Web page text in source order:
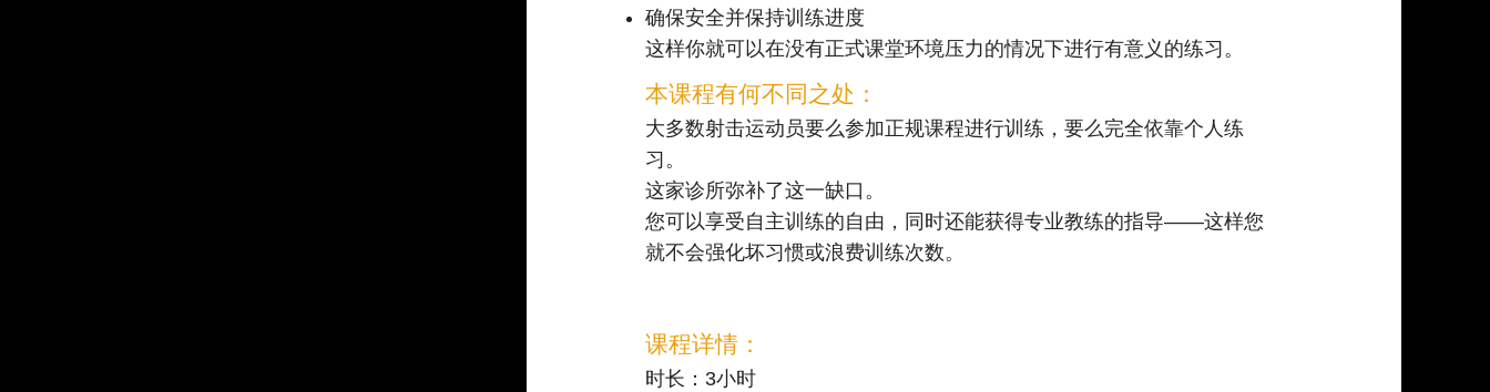
确保安全并保持训练进度
这样你就可以在没有正式课堂环境压力的情况下进行有意义的练习。
本课程有何不同之处：
大多数射击运动员要么参加正规课程进行训练，要么完全依靠个人练
习。
这家诊所弥补了这一缺口。
您可以享受自主训练的自由，同时还能获得专业教练的指导——这样您
就不会强化坏习惯或浪费训练次数。
课程详情：
时长：3小时